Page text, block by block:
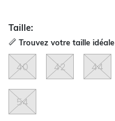
Taille:
Trouvez votre taille idéale
40 42 44
54